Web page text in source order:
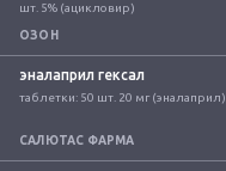
шт. 5% (ацикловир)
ОЗОН
эналаприл гексал
таблетки: 50 шт. 20 мг (эналаприл)
САЛЮТАС ФАРМА